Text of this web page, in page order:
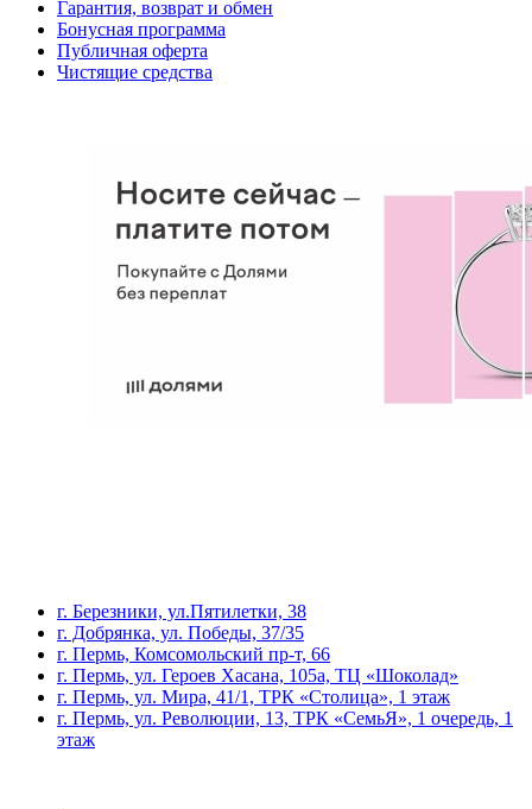
Гарантия, возврат и обмен
Бонусная программа
Публичная оферта
Чистящие средства
г. Березники, ул.Пятилетки, 38
г. Добрянка, ул. Победы, 37/35
г. Пермь, Комсомольский пр-т, 66
г. Пермь, ул. Героев Хасана, 105а, ТЦ «Шоколад»
г. Пермь, ул. Мира, 41/1, ТРК «Столица», 1 этаж
г. Пермь, ул. Революции, 13, ТРК «СемьЯ», 1 очередь, 1
этаж